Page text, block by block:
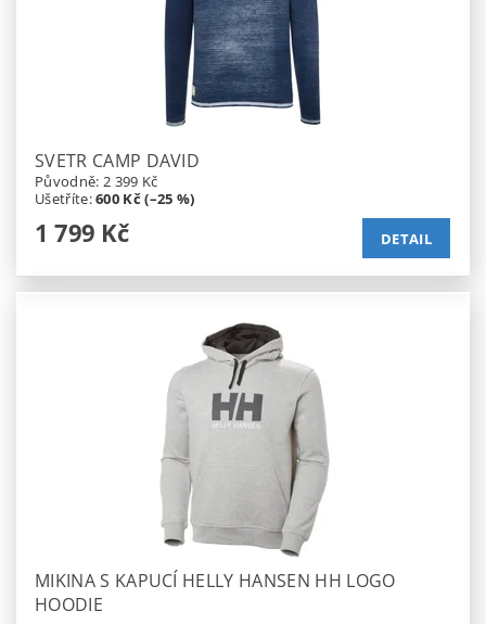
SVETR CAMP DAVID
Původně: 2 399 Kč
Ušetříte:600 Kč (–25 %)
1 799 Kč DETAIL
MIKINA S KAPUCÍ HELLY HANSEN HH LOGO
HOODIE